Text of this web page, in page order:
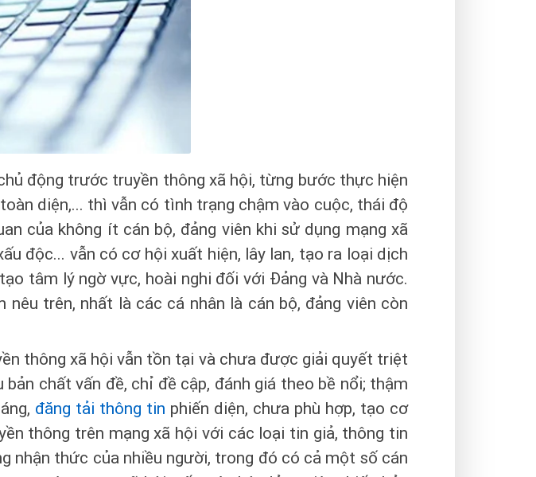
động trước truyền thông xã hội, từng bước thực hiện
diện,... thì vẫn có tình trạng chậm vào cuộc, thái độ
của không ít cán bộ, đảng viên khi sử dụng mạng xã
độc... vẫn có cơ hội xuất hiện, lây lan, tạo ra loại dịch
tâm lý ngờ vực, hoài nghi đối với Đảng và Nhà nước.
trên, nhất là các cá nhân là cán bộ, đảng viên còn
thông xã hội vẫn tồn tại và chưa được giải quyết triệt
chất vấn đề, chỉ đề cập, đánh giá theo bề nổi; thậm
đăng tải thông tin phiến diện, chưa phù hợp, tạo cơ
thông trên mạng xã hội với các loại tin giả, thông tin
nhận thức của nhiều người, trong đó có cả một số cán